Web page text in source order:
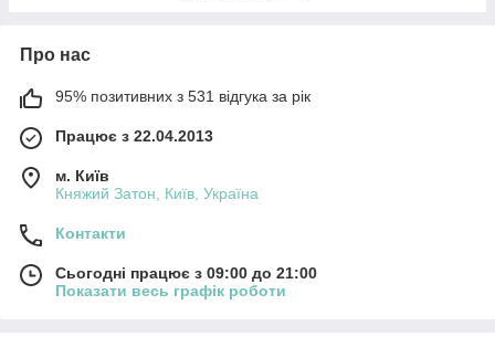
Про нас
95% позитивних з 531 відгука за рік
Працює з 22.04.2013
м. Київ
Княжий Затон, Київ, Україна
Контакти
Сьогодні працює з 09:00 до 21:00
Показати весь графік роботи